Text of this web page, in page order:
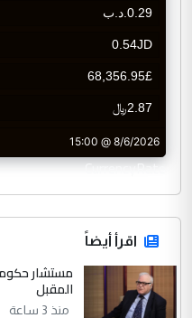
CurrencyRate
اقرأ أيضاً
مستشار
المقبل
منذ 3 ساعة